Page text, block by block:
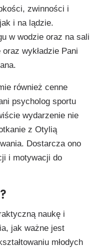
zwinności i
i na lądzie.
w wodzie oraz na sali
wykładzie Pani
również cenne
psycholog sportu
wydarzenie nie
z Otylią
Dostarcza ono
i motywacji do
naukę i
jak ważne jest
młodych